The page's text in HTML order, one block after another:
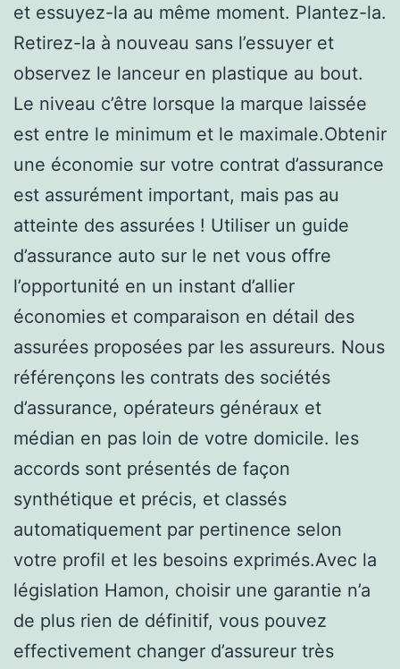
et essuyez-la au même moment. Plantez-la.
Retirez-la à nouveau sans l’essuyer et
observez le lanceur en plastique au bout.
Le niveau c’être lorsque la marque laissée
est entre le minimum et le maximale.Obtenir
une économie sur votre contrat d’assurance
est assurément important, mais pas au
atteinte des assurées ! Utiliser un guide
d’assurance auto sur le net vous offre
l’opportunité en un instant d’allier
économies et comparaison en détail des
assurées proposées par les assureurs. Nous
référençons les contrats des sociétés
d’assurance, opérateurs généraux et
médian en pas loin de votre domicile. les
accords sont présentés de façon
synthétique et précis, et classés
automatiquement par pertinence selon
votre profil et les besoins exprimés.Avec la
législation Hamon, choisir une garantie n’a
de plus rien de définitif, vous pouvez
effectivement changer d’assureur très